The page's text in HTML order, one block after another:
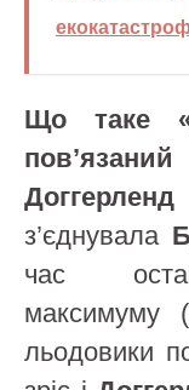
Що таке
Доггерленд
з’єднувала
час
максимуму
льодовики